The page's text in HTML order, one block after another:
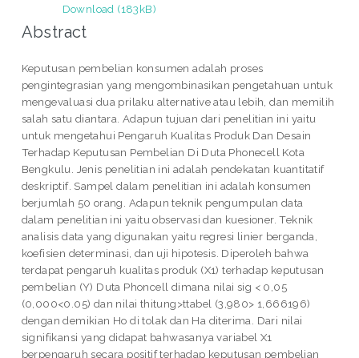
Download (183kB)
Abstract
Keputusan pembelian konsumen adalah proses
pengintegrasian yang mengombinasikan pengetahuan untuk
mengevaluasi dua prilaku alternative atau lebih, dan memilih
salah satu diantara. Adapun tujuan dari penelitian ini yaitu
untuk mengetahui Pengaruh Kualitas Produk Dan Desain
Terhadap Keputusan Pembelian Di Duta Phonecell Kota
Bengkulu. Jenis penelitian ini adalah pendekatan kuantitatif
deskriptif. Sampel dalam penelitian ini adalah konsumen
berjumlah 50 orang. Adapun teknik pengumpulan data
dalam penelitian ini yaitu observasi dan kuesioner. Teknik
analisis data yang digunakan yaitu regresi linier berganda,
koefisien determinasi, dan uji hipotesis. Diperoleh bahwa
terdapat pengaruh kualitas produk (X1) terhadap keputusan
pembelian (Y) Duta Phoncell dimana nilai sig < 0,05
(0,000<0.05) dan nilai thitung>ttabel (3,980> 1,666196)
dengan demikian Ho di tolak dan Ha diterima. Dari nilai
signifikansi yang didapat bahwasanya variabel X1
berpengaruh secara positif terhadap keputusan pembelian